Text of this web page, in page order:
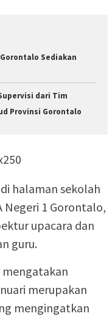
Gorontalo Sediakan
dari Tim
Provinsi Gorontalo
halaman sekolah
Negeri 1 Gorontalo,
upacara dan
guru.
merupakan
mengingatkan